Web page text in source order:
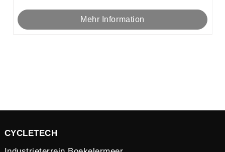
Mehr Information
CYCLETECH